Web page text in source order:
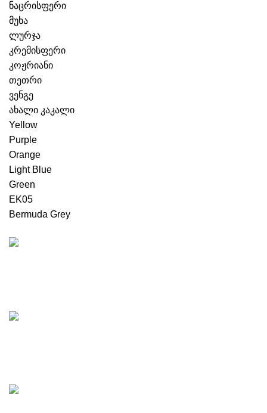
ნაცრისფერი
მუხა
ლურჯა
კრემისფერი
კოჟრიანი
თეთრი
ვენგე
ახალი კაკალი
Yellow
Purple
Orange
Light Blue
Green
EK05
Bermuda Grey